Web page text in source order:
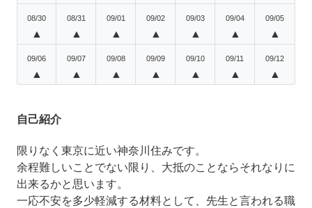
08/30
▲
08/31
▲
09/01
▲
09/02
▲
09/03
▲
09/04
▲
09/05
▲
09/06
▲
09/07
▲
09/08
▲
09/09
▲
09/10
▲
09/11
▲
09/12
▲
自己紹介
限りなく東京に近い神奈川住みです。
余程難しいことでない限り、大抵のことならそれなりに
出来るかと思います。
一応不安を多少軽減する材料として、先生と言われる職